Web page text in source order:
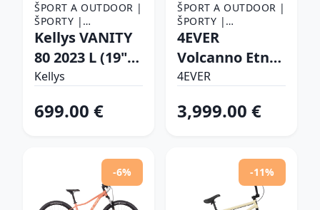
ŠPORT A OUTDOOR |
ŠPORTY |
CYKLISTIKA |
BICYKLE
Kellys VANITY
80 2023 L (19",
172-185 cm)
Kellys
699.00 €
ŠPORT A OUTDOOR |
ŠPORTY |
CYKLISTIKA |
4EVER
Volcanno Etna
29" - model
matt/black -
4EVER
3,999.00 €
-6% -11%